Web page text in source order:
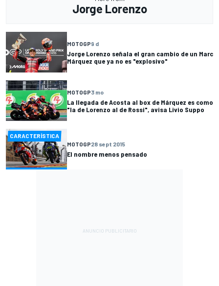
Jorge Lorenzo
MOTOGP9 d
Jorge Lorenzo señala el gran cambio de un Marc
Márquez que ya no es "explosivo"
MOTOGP3 mo
La llegada de Acosta al box de Márquez es como
"la de Lorenzo al de Rossi", avisa Livio Suppo
CARACTERÍSTICA
MOTOGP28 sept 2015
El nombre menos pensado